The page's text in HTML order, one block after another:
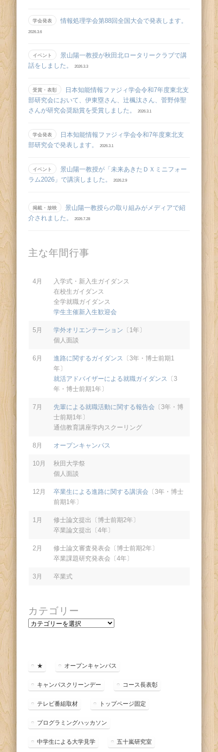
学会発表 情報処理学会第88回全国大会で発表します。
2026.3.6
イベント
景山陽一教授が秋田北ロータリークラブで講
話をしました。
2026.3.3
受賞・表彰
日本知能情報ファジィ学会令和7年度東北支
部研究会において、伊東塁さん、辻󠄀楓汰さん、菅野倖聖
さんが研究会奨励賞を受賞しました。
2026.3.1
学会発表
日本知能情報ファジィ学会令和7年度東北支
部研究会で発表します。
2026.3.1
イベント
景山陽一教授が「未来あきたＤＸミニフォー
ラム2026」で講演しました。
2026.2.9
掲載・放映
景山陽一教授らの取り組みがメディアで紹
介されました。
2026.7.28
主な年間行事
4月
入学式・新入生ガイダンス
在校生ガイダンス
全学就職ガイダンス
学生主催新入生歓迎会
5月 学外オリエンテーション 〔1年〕
個人面談
6月 進路に関するガイダンス 〔3年・博士前期1
年〕
就活アドバイザーによる就職ガイダンス 〔3
年・博士前期1年〕
7月 先輩による就職活動に関する報告会 〔3年・博
士前期1年〕
通信教育講座学内スクーリング
8月 オープンキャンパス
10月
秋田大学祭
個人面談
12月 卒業生による進路に関する講演会 〔3年・博士
前期1年〕
1月
修士論文提出〔博士前期2年〕
卒業論文提出〔4年〕
2月
修士論文審査発表会〔博士前期2年〕
卒業課題研究発表会〔4年〕
3月 卒業式
カテゴリー
カ
ー ★ オープンキャンパス
キャンパスクリーンデー コース長表彰
テレビ番組取材 トップページ固定
プログラミングハッカソン
中学生による大学見学 五十嵐研究室